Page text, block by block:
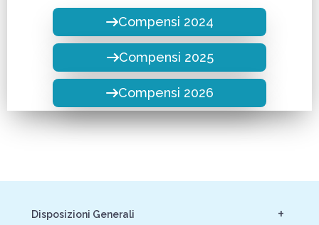
Compensi 2024
Compensi 2025
Compensi 2026
+
Disposizioni Generali